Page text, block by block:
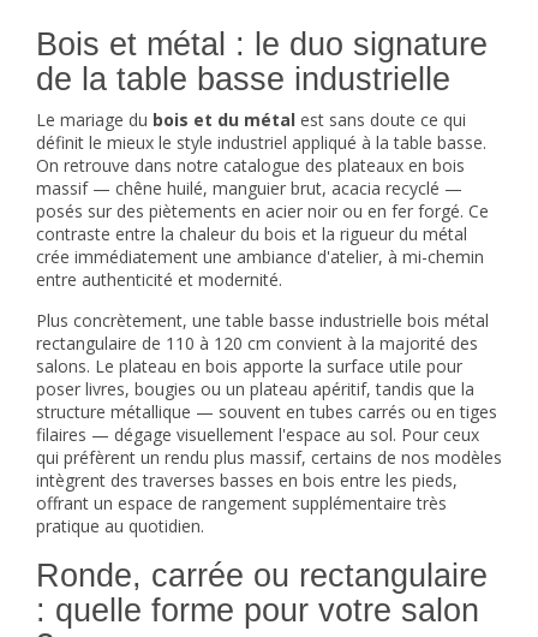
Bois et métal : le duo signature
de la table basse industrielle
Le mariage du bois et du métal est sans doute ce qui
définit le mieux le style industriel appliqué à la table basse.
On retrouve dans notre catalogue des plateaux en bois
massif — chêne huilé, manguier brut, acacia recyclé —
posés sur des piètements en acier noir ou en fer forgé. Ce
contraste entre la chaleur du bois et la rigueur du métal
crée immédiatement une ambiance d'atelier, à mi-chemin
entre authenticité et modernité.
Plus concrètement, une table basse industrielle bois métal
rectangulaire de 110 à 120 cm convient à la majorité des
salons. Le plateau en bois apporte la surface utile pour
poser livres, bougies ou un plateau apéritif, tandis que la
structure métallique — souvent en tubes carrés ou en tiges
filaires — dégage visuellement l'espace au sol. Pour ceux
qui préfèrent un rendu plus massif, certains de nos modèles
intègrent des traverses basses en bois entre les pieds,
offrant un espace de rangement supplémentaire très
pratique au quotidien.
Ronde, carrée ou rectangulaire
: quelle forme pour votre salon